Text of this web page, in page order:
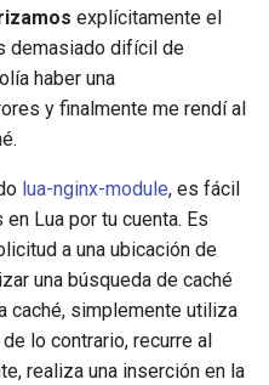
explícitamente el
demasiado difícil de
haber una
y finalmente me rendí al
lua-nginx-module, es fácil
Lua por tu cuenta. Es
a una ubicación de
una búsqueda de caché
caché, simplemente utiliza
lo contrario, recurre al
realiza una inserción en la